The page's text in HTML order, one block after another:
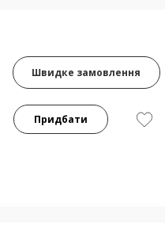
Швидке замовлення
Придбати